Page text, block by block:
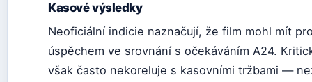
Kasové výsledky
Neoficiální indicie naznačují, že film mohl mít
úspěchem ve srovnání s očekáváním A24.
však často nekoreluje s kasovními tržbami —